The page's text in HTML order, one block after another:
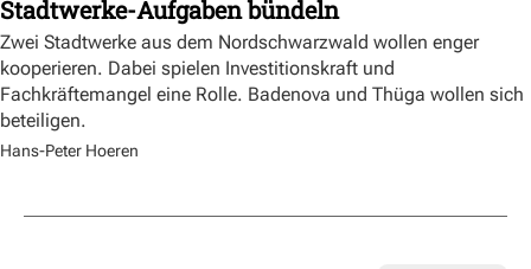
Stadtwerke-Aufgaben bündeln
Zwei Stadtwerke aus dem Nordschwarzwald wollen enger
kooperieren. Dabei spielen Investitionskraft und
Fachkräftemangel eine Rolle. Badenova und Thüga wollen sich
beteiligen.
Hans-Peter Hoeren